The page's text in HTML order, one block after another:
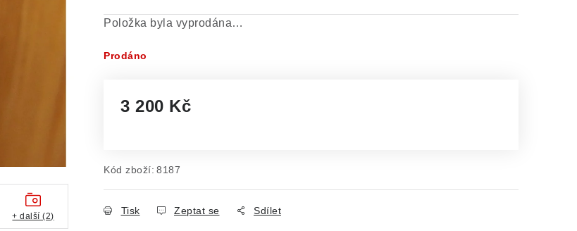
Položka byla vyprodána…
Prodáno
3 200 Kč
Kód zboží: 8187
Tisk Zeptat se Sdílet
+ další (2)